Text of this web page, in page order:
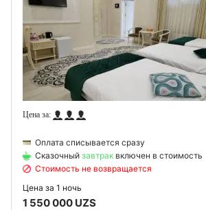
Оплата списывается сразу
Сказочный завтрак включен в стоимость
Стоимость не возвращается
Цена за 1 ночь
1 550 000 UZS